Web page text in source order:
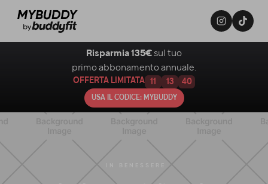
Risparmia 135€ sul tuo
primo abbonamento annuale.
OFFERTA LIMITATA 11 13 39
USA IL CODICE: MYBUDDY